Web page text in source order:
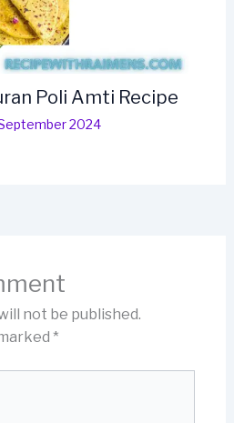
Poli Amti Recipe
2024
not be published.
*